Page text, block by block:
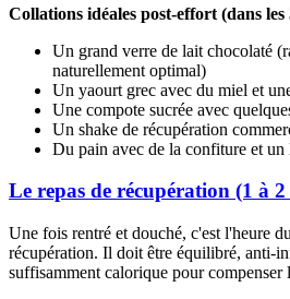
Collations idéales post-effort (dans les
Un grand verre de lait chocolaté
naturellement optimal)
Un yaourt grec avec du miel et
Une compote sucrée avec
Un shake de récupération
Du pain avec de la confiture et un
Le repas de récupération (1 à
Une fois rentré et douché, c'est l'heure
récupération. Il doit être équilibré, anti-
suffisamment calorique pour compenser